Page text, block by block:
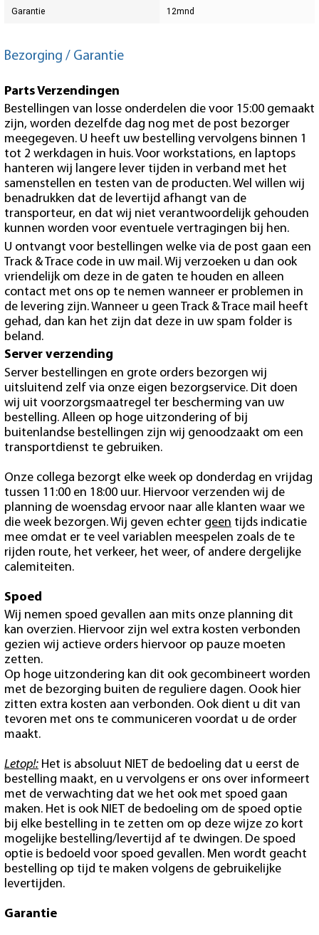
Garantie 12mnd
Bezorging / Garantie
Parts Verzendingen
Bestellingen van losse onderdelen die voor 15:00 gemaakt
zijn, worden dezelfde dag nog met de post bezorger
meegegeven. U heeft uw bestelling vervolgens binnen 1
tot 2 werkdagen in huis. Voor workstations, en laptops
hanteren wij langere lever tijden in verband met het
samenstellen en testen van de producten. Wel willen wij
benadrukken dat de levertijd afhangt van de
transporteur, en dat wij niet verantwoordelijk gehouden
kunnen worden voor eventuele vertragingen bij hen.
U ontvangt voor bestellingen welke via de post gaan een
Track & Trace code in uw mail. Wij verzoeken u dan ook
vriendelijk om deze in de gaten te houden en alleen
contact met ons op te nemen wanneer er problemen in
de levering zijn. Wanneer u geen Track & Trace mail heeft
gehad, dan kan het zijn dat deze in uw spam folder is
beland.
Server verzending
Server bestellingen en grote orders bezorgen wij
uitsluitend zelf via onze eigen bezorgservice. Dit doen
wij uit voorzorgsmaatregel ter bescherming van uw
bestelling. Alleen op hoge uitzondering of bij
buitenlandse bestellingen zijn wij genoodzaakt om een
transportdienst te gebruiken.
Onze collega bezorgt elke week op donderdag en vrijdag
tussen 11:00 en 18:00 uur. Hiervoor verzenden wij de
planning de woensdag ervoor naar alle klanten waar we
die week bezorgen. Wij geven echter geen tijds indicatie
mee omdat er te veel variablen meespelen zoals de te
rijden route, het verkeer, het weer, of andere dergelijke
calemiteiten.
Spoed
Wij nemen spoed gevallen aan mits onze planning dit
kan overzien. Hiervoor zijn wel extra kosten verbonden
gezien wij actieve orders hiervoor op pauze moeten
zetten.
Op hoge uitzondering kan dit ook gecombineert worden
met de bezorging buiten de reguliere dagen. Oook hier
zitten extra kosten aan verbonden. Ook dient u dit van
tevoren met ons te communiceren voordat u de order
maakt.
Letop!: Het is absoluut NIET de bedoeling dat u eerst de
bestelling maakt, en u vervolgens er ons over informeert
met de verwachting dat we het ook met spoed gaan
maken. Het is ook NIET de bedoeling om de spoed optie
bij elke bestelling in te zetten om op deze wijze zo kort
mogelijke bestelling/levertijd af te dwingen. De spoed
optie is bedoeld voor spoed gevallen. Men wordt geacht
bestelling op tijd te maken volgens de gebruikelijke
levertijden.
Garantie